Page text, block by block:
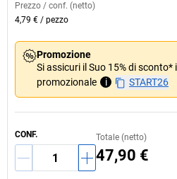
Prezzo / conf. (netto)
4,79 € / pezzo
Promozione
Si assicuri il Suo 15% di sconto*
promozionale
i START26
CONF. Totale (netto)
47,90 €